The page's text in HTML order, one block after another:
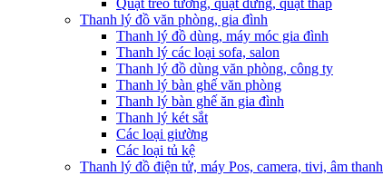
Quạt treo tường, quạt đứng, quạt tháp
Thanh lý đồ văn phòng, gia đình
Thanh lý đồ dùng, máy móc gia đình
Thanh lý các loại sofa, salon
Thanh lý đồ dùng văn phòng, công ty
Thanh lý bàn ghế văn phòng
Thanh lý bàn ghế ăn gia đình
Thanh lý két sắt
Các loại giường
Các loại tủ kệ
Thanh lý đồ điện tử, máy Pos, camera, tivi, âm thanh